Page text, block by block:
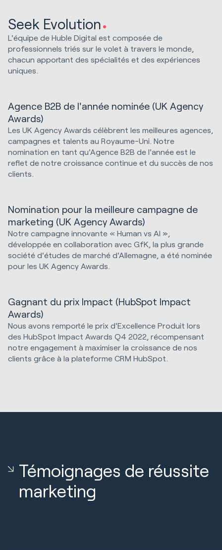
Seek Evolution
L'équipe de Huble Digital est composée de
professionnels triés sur le volet à travers le monde,
chacun apportant des spécialités et des expériences
uniques.
Agence B2B de l'année nominée (UK Agency
Awards)
Les UK Agency Awards célèbrent les meilleures agences,
campagnes et talents au Royaume-Uni. Notre
nomination en tant qu'Agence B2B de l'année est le
reflet de notre croissance continue et du succès de nos
clients.
Nomination pour la meilleure campagne de
marketing (UK Agency Awards)
Notre campagne innovante « Human vs AI »,
développée en collaboration avec GfK, la plus grande
société d'études de marché d'Allemagne, a été nominée
pour les UK Agency Awards.
Gagnant du prix Impact (HubSpot Impact
Awards)
Nous avons remporté le prix d'Excellence Produit lors
des HubSpot Impact Awards Q4 2022, récompensant
notre engagement à maximiser la croissance de nos
clients grâce à la plateforme CRM HubSpot.
Témoignages de réussite
marketing